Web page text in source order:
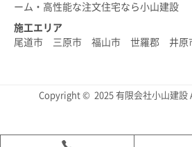
ーム・高性能な注文住宅なら小山建設
施工エリア
尾道市 三原市 福山市 世羅郡 井原
Copyright © 2025 有限会社小山建設